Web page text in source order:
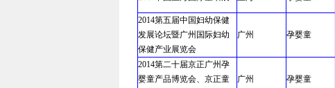
2014第五届中国妇幼保健
发展论坛暨广州国际妇幼
保健产业展览会
广州 孕婴童
2014第二十届京正广州孕
婴童产品博览会、京正童
广州 孕婴童